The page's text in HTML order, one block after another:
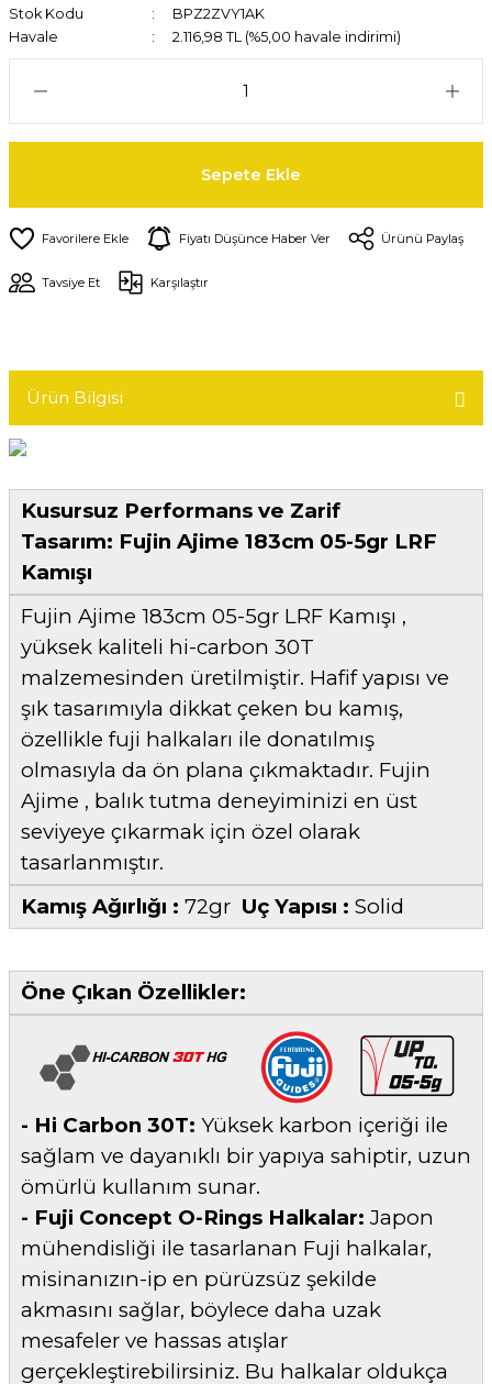
Stok Kodu
BPZ2ZVY1AK
Havale
2.116,98 TL (%5,00 havale indirimi)
Sepete Ekle
Fiyatı Düşünce Haber Ver Ürünü Paylaş
Tavsiye Et Karşılaştır
Ürün Bilgisi
Kusursuz Performans ve Zarif
Tasarım: Fujin Ajime 183cm 05-5gr LRF
Kamışı
Fujin Ajime 183cm 05-5gr LRF Kamışı ,
yüksek kaliteli hi-carbon 30T
malzemesinden üretilmiştir. Hafif yapısı ve
şık tasarımıyla dikkat çeken bu kamış,
özellikle fuji halkaları ile donatılmış
olmasıyla da ön plana çıkmaktadır. Fujin
Ajime , balık tutma deneyiminizi en üst
seviyeye çıkarmak için özel olarak
tasarlanmıştır.
Kamış Ağırlığı : 72gr Uç Yapısı : Solid
Öne Çıkan Özellikler:
- Hi Carbon 30T: Yüksek karbon içeriği ile
sağlam ve dayanıklı bir yapıya sahiptir, uzun
ömürlü kullanım sunar.
- Fuji Concept O-Rings Halkalar: Japon
mühendisliği ile tasarlanan Fuji halkalar,
misinanızın-ip en pürüzsüz şekilde
akmasını sağlar, böylece daha uzak
mesafeler ve hassas atışlar
gerçekleştirebilirsiniz. Bu halkalar oldukça